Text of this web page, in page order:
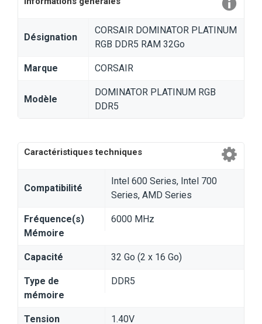
Désignation
CORSAIR DOMINATOR PLATINUM
RGB DDR5 RAM 32Go
Marque CORSAIR
Modèle
DOMINATOR PLATINUM RGB
DDR5
Caractéristiques techniques
Compatibilité
Intel 600 Series, Intel 700
Series, AMD Series
Fréquence(s)
Mémoire
6000 MHz
Capacité 32 Go (2 x 16 Go)
Type de
mémoire
DDR5
Tension 1.40V